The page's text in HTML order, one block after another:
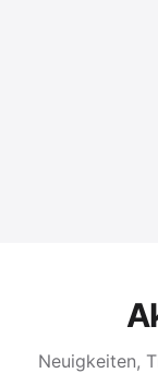
Neuigkeiten,